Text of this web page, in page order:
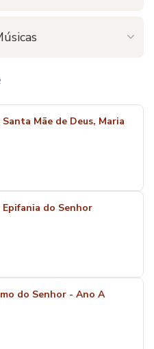
Mãe de Deus, Maria
do Senhor
do Senhor - Ano A